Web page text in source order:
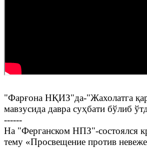
"Фарғона НҚИЗ"да-"Жахолатга
мавзусида давра суҳбати бўлиб
------
На "Ферганском НПЗ"-состоялся
тему «Просвещение против